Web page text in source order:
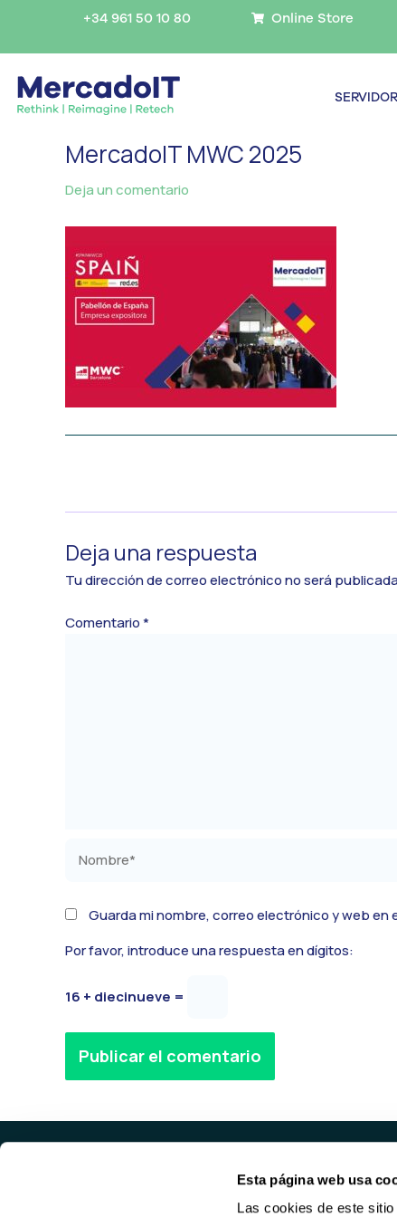
Esta página web usa
Las cookies de este
contenido
+34 961 50 10 80 Online Store
MercadoIT MWC 2025
Deja un comentario
Deja una respuesta
Tu dirección de correo electrónico no será
Comentario*
Guarda mi nombre, correo electrónico y web
Por favor, introduce una respuesta en dígitos:
16 + diecinueve =